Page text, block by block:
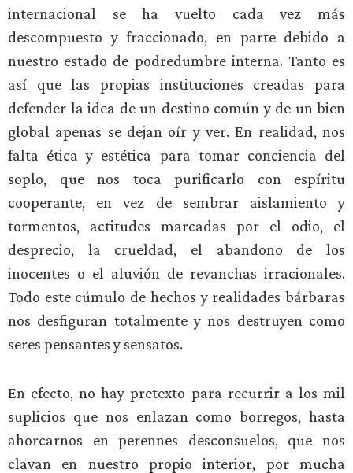
internacional se ha vuelto cada vez más
descompuesto y fraccionado, en parte debido a
nuestro estado de podredumbre interna. Tanto es
así que las propias instituciones creadas para
defender la idea de un destino común y de un bien
global apenas se dejan oír y ver. En realidad, nos
falta ética y estética para tomar conciencia del
soplo, que nos toca purificarlo con espíritu
cooperante, en vez de sembrar aislamiento y
tormentos, actitudes marcadas por el odio, el
desprecio, la crueldad, el abandono de los
inocentes o el aluvión de revanchas irracionales.
Todo este cúmulo de hechos y realidades bárbaras
nos desfiguran totalmente y nos destruyen como
seres pensantes y sensatos.
En efecto, no hay pretexto para recurrir a los mil
suplicios que nos enlazan como borregos, hasta
ahorcarnos en perennes desconsuelos, que nos
clavan en nuestro propio interior, por mucha